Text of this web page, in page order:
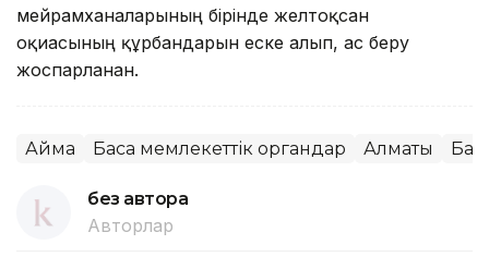
мейрамханаларының бірінде желтоқсан
оқиғасының құрбандарын еске алып, ас беру
жоспарланған.
Аймақ Басқа мемлекеттік органдар Алматы
без автора
Авторлар